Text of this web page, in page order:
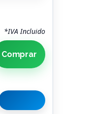
*IVA Incluido
Comprar